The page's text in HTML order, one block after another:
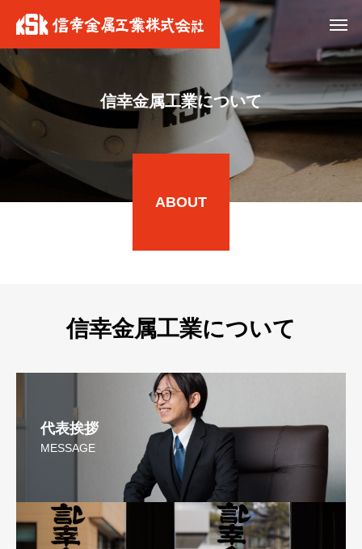
信幸金属工業について
ABOUT
信幸金属工業について
代表挨拶
MESSAGE